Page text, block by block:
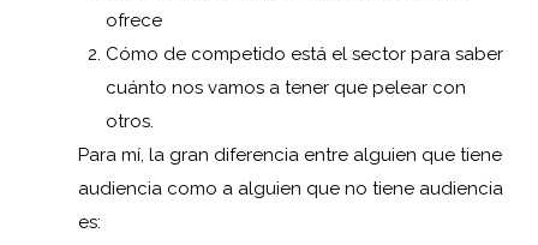
ofrece
Cómo de competido está el sector para saber
cuánto nos vamos a tener que pelear con
otros.
Para mí, la gran diferencia entre alguien que tiene
audiencia como a alguien que no tiene audiencia
es: